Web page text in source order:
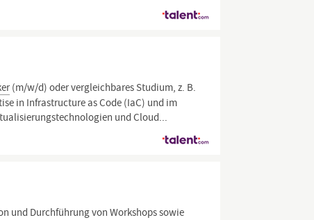
(m/w/d) oder vergleichbares Studium, z. B.
in Infrastructure as Code (IaC) und im
und Cloud...
und Durchführung von Workshops sowie